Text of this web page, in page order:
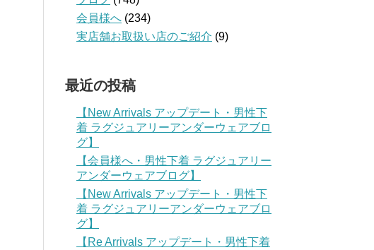
会員様へ (234)
実店舗お取扱い店のご紹介 (9)
最近の投稿
【New Arrivals アップデート・男性下
着 ラグジュアリーアンダーウェアブロ
グ】
【会員様へ・男性下着 ラグジュアリー
アンダーウェアブログ】
【New Arrivals アップデート・男性下
着 ラグジュアリーアンダーウェアブロ
グ】
【Re Arrivals アップデート・男性下着